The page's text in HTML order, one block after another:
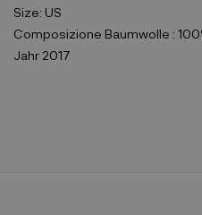
Size: US
Composizione Baumwolle :
Jahr 2017